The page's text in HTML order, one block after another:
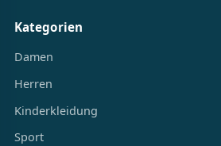
Kategorien
Damen
Herren
Kinderkleidung
Sport